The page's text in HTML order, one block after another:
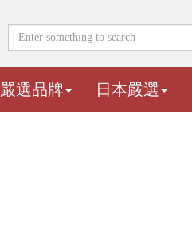
嚴選品牌 日本嚴選